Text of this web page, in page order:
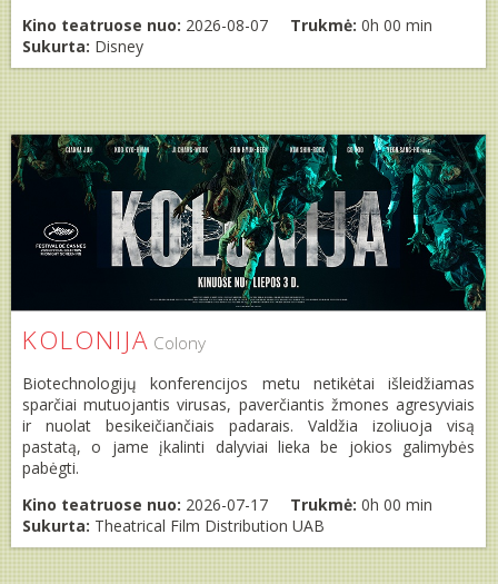
Kino teatruose nuo: 2026-08-07 Trukmė: 0h 00 min
Sukurta: Disney
KOLONIJA Colony
Biotechnologijų konferencijos metu netikėtai išleidžiamas
sparčiai mutuojantis virusas, paverčiantis žmones agresyviais
ir nuolat besikeičiančiais padarais. Valdžia izoliuoja visą
pastatą, o jame įkalinti dalyviai lieka be jokios galimybės
pabėgti.
Kino teatruose nuo: 2026-07-17 Trukmė: 0h 00 min
Sukurta: Theatrical Film Distribution UAB